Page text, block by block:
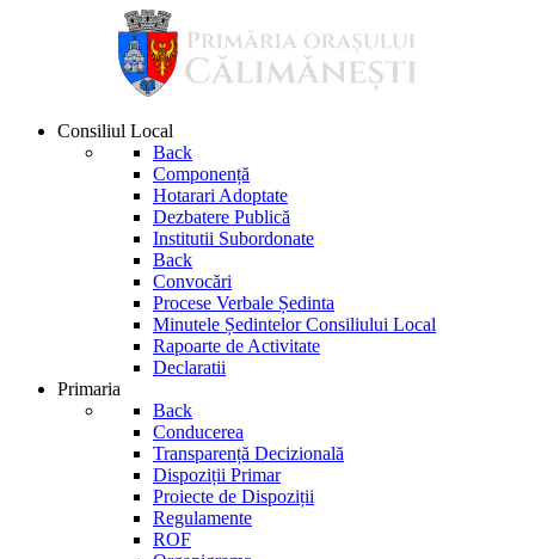
Consiliul Local
Back
Componență
Hotarari Adoptate
Dezbatere Publică
Institutii Subordonate
Back
Convocări
Procese Verbale Ședinta
Minutele Ședintelor Consiliului Local
Rapoarte de Activitate
Declaratii
Primaria
Back
Conducerea
Transparență Decizională
Dispoziții Primar
Proiecte de Dispoziții
Regulamente
ROF